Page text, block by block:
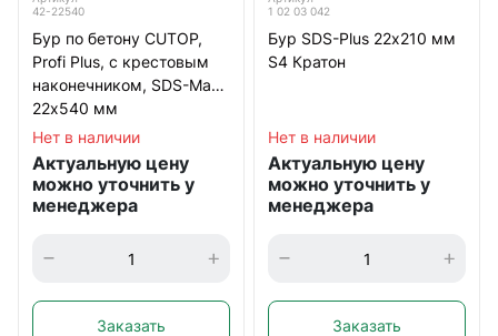
42-22540
Бур по бетону CUTOP,
Profi Plus, с крестовым
наконечником, SDS-Max,
22х540 мм
Нет в наличии
Актуальную цену
можно уточнить у
менеджера
Заказать
1 02 03 042
Бур SDS-Plus 22х210 мм
S4 Кратон
Нет в наличии
Актуальную цену
можно уточнить у
менеджера
Заказать